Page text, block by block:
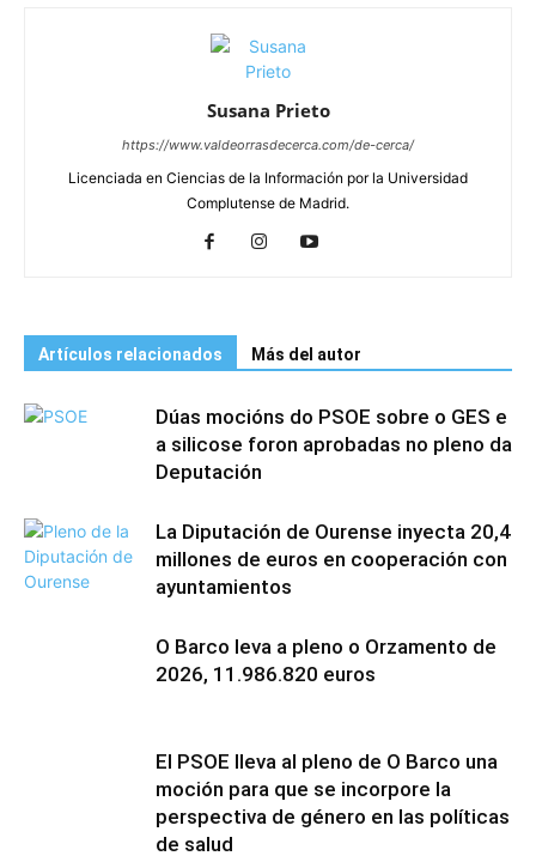
Susana Prieto
https://www.valdeorrasdecerca.com/de-cerca/
Licenciada en Ciencias de la Información por la Universidad
Complutense de Madrid.
Artículos relacionados Más del autor
Dúas mocións do PSOE sobre o GES e
a silicose foron aprobadas no pleno da
Deputación
La Diputación de Ourense inyecta 20,4
millones de euros en cooperación con
ayuntamientos
O Barco leva a pleno o Orzamento de
2026, 11.986.820 euros
El PSOE lleva al pleno de O Barco una
moción para que se incorpore la
perspectiva de género en las políticas
de salud